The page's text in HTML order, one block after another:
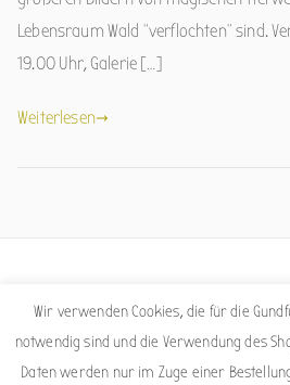
Lebensraum Wald “verflochten” sind.
19.00 Uhr, Galerie […]
Weiterlesen
Wir verwenden Cookies, die für die
notwendig sind und die Verwendung des
Daten werden nur im Zuge einer